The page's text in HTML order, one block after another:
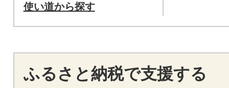
使い道から探す
ふるさと納税で支援する